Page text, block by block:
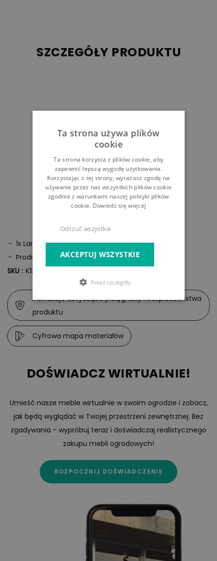
SZCZEGÓŁY PRODUKTU
1x Lampion LED
Produkt podobny do wizualizacji
SKU : K13842
Instrukcje dotyczące pielęgnacji i bezpieczeństwa
produktu
Cyfrowa mapa materiałów
DOŚWIADCZ WIRTUALNIE!
Umieść nasze meble wirtualnie w swoim ogrodzie i zobacz,
jak będą wyglądać w Twojej przestrzeni zewnętrznej. Bez
zgadywania - wypróbuj teraz i doświadczaj realistycznego
zakupu mebli ogrodowych!
ROZPOCZNIJ DOŚWIADCZENIE
Ta strona używa plików
cookie
Ta strona korzysta z plików cookie, aby
zapewnić lepszą wygodę użytkowania.
Korzystając z tej strony, wyrażasz zgodę na
używanie przez nas wszystkich plików cookie
zgodnie z warunkami naszej polityki plików
cookie. Dowiedz się więcej
AKCEPTUJ WSZYSTKIE
Odrzuć wszystkie
Pokaż szczegóły